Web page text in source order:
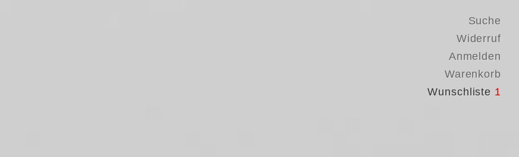
Suche
Widerruf
Anmelden
Warenkorb
Wunschliste 1